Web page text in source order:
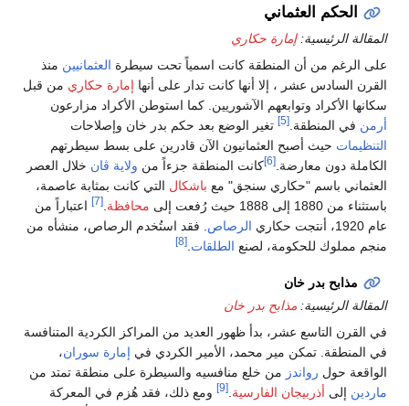
الحكم العثماني
المقالة الرئيسية:إمارة حكاري
على الرغم من أن المنطقة كانت اسمياً تحت سيطرة العثمانيين منذ
القرن السادس عشر ، إلا أنها كانت تدار على أنها إمارة حكاري من قبل
سكانها الأكراد وتوابعهم الآشوريين. كما استوطن الأكراد مزارعون
أرمن في المنطقة. [5]
تغير الوضع بعد حكم بدر خان وإصلاحات
التنظيمات حيث أصبح العثمانيون الآن قادرين على بسط سيطرتهم
الكاملة دون معارضة. [6] كانت المنطقة جزءاً من ولاية ڤان خلال العصر
العثماني باسم "حكاري سنجق" مع باشكال التي كانت بمثابة عاصمة،
باستثناء من 1880 إلى 1888 حيث رُفعت إلى
محافظة [7]
اعتباراً من
عام 1920، أنتجت حكاري
الرصاص . فقد استُخدم الرصاص، منشأه من
منجم مملوك للحكومة، لصنع الطلقات [8]
مذابح بدر خان
المقالة الرئيسية: مذابح بدر خان
في القرن التاسع عشر، بدأ ظهور العديد من المراكز الكردية المتنافسة
في المنطقة. تمكن مير محمد، الأمير الكردي في إمارة سوران،
الواقعة حول رواندز‎ من خلع منافسيه والسيطرة على منطقة تمتد من
ماردين إلى أذربيجان الفارسية [9]
ومع ذلك، فقد هُزم في المعركة